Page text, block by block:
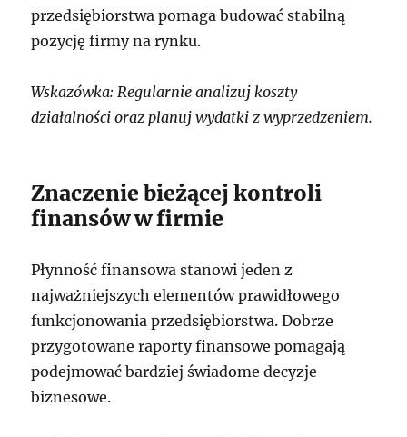
przedsiębiorstwa pomaga budować stabilną
pozycję firmy na rynku.
Wskazówka: Regularnie analizuj koszty
działalności oraz planuj wydatki z wyprzedzeniem.
Znaczenie bieżącej kontroli
finansów w firmie
Płynność finansowa stanowi jeden z
najważniejszych elementów prawidłowego
funkcjonowania przedsiębiorstwa. Dobrze
przygotowane raporty finansowe pomagają
podejmować bardziej świadome decyzje
biznesowe.